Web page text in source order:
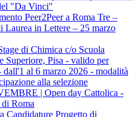
"Da Vinci"
Peer2Peer a Roma Tre –
Laurea in Lettere – 25 marzo
di Chimica c/o Scuola
Superiore, Pisa - valido per
dall'1 al 6 marzo 2026 - modalità
alla selezione
| Open day Cattolica -
di Roma
Candidature Progetto di